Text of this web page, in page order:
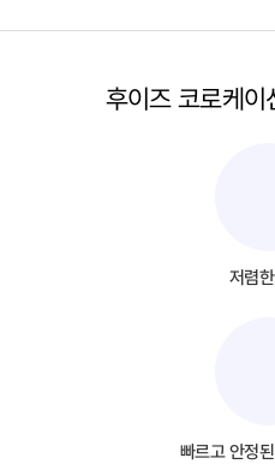
후이즈 코로케이
저렴
빠르고 안정